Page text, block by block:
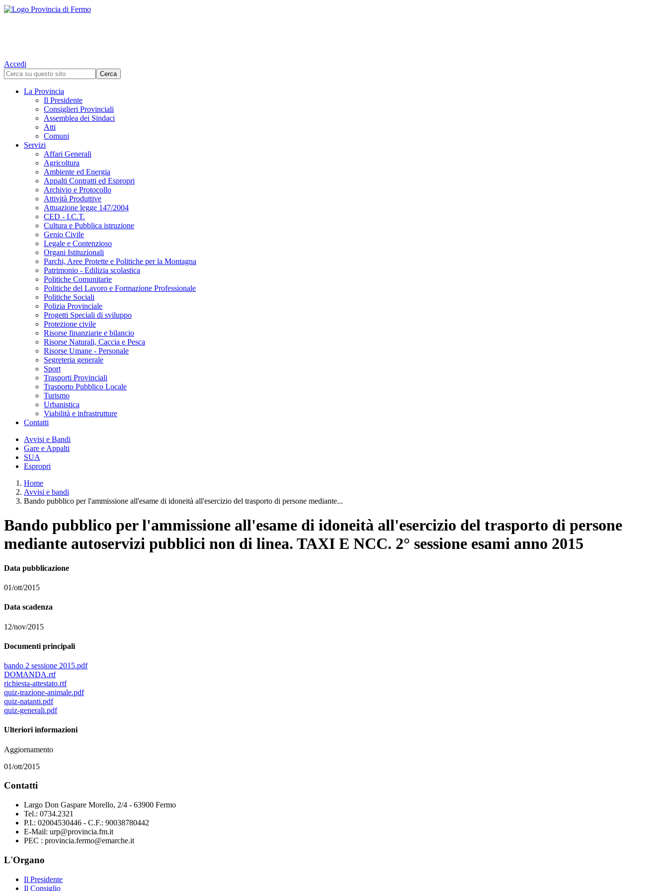
Accedi
La Provincia
Il Presidente
Consiglieri Provinciali
Assemblea dei Sindaci
Atti
Comuni
Servizi
Affari Generali
Agricoltura
Ambiente ed Energia
Appalti Contratti ed Espropri
Archivio e Protocollo
Attività Produttive
Attuazione legge 147/2004
CED - I.C.T.
Cultura e Pubblica istruzione
Genio Civile
Legale e Contenzioso
Organi Istituzionali
Parchi, Aree Protette e Politiche per la Montagna
Patrimonio - Edilizia scolastica
Politiche Comunitarie
Politiche del Lavoro e Formazione Professionale
Politiche Sociali
Polizia Provinciale
Progetti Speciali di sviluppo
Protezione civile
Risorse finanziarie e bilancio
Risorse Naturali, Caccia e Pesca
Risorse Umane - Personale
Segreteria generale
Sport
Trasporti Provinciali
Trasporto Pubblico Locale
Turismo
Urbanistica
Viabilità e infrastrutture
Contatti
Avvisi e Bandi
Gare e Appalti
SUA
Espropri
Home
Avvisi e bandi
Bando pubblico per l'ammissione all'esame di idoneità all'esercizio del trasporto di persone mediante...
Bando pubblico per l'ammissione all'esame di idoneità all'esercizio del trasporto di persone
mediante autoservizi pubblici non di linea. TAXI E NCC. 2° sessione esami anno 2015
Data pubblicazione
01/ott/2015
Data scadenza
12/nov/2015
Documenti principali
bando 2 sessione 2015.pdf
DOMANDA.rtf
richiesta-attestato.rtf
quiz-trazione-animale.pdf
quiz-natanti.pdf
quiz-generali.pdf
Ulteriori informazioni
Aggiornamento
01/ott/2015
Contatti
Largo Don Gaspare Morello, 2/4 - 63900 Fermo
Tel.: 0734.2321
P.I.: 02004530446 - C.F.: 90038780442
E-Mail: urp@provincia.fm.it
PEC : provincia.fermo@emarche.it
L'Organo
Il Presidente
Il Consiglio